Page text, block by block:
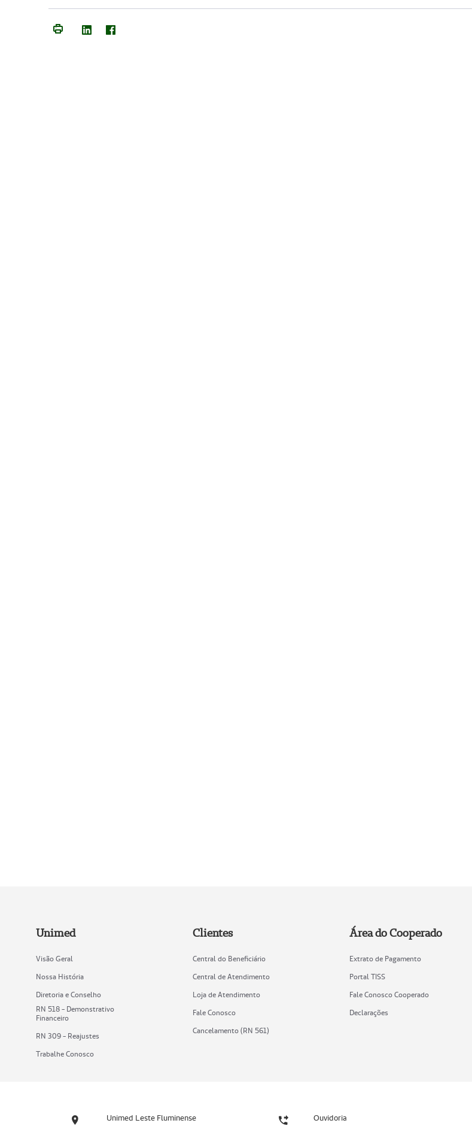
Unimed
Visão Geral
Nossa História
Diretoria e Conselho
RN 518 - Demonstrativo
Financeiro
RN 309 - Reajustes
Trabalhe Conosco
Clientes
Central do Beneficiário
Central de Atendimento
Loja de Atendimento
Fale Conosco
Cancelamento (RN 561)
Área do Cooperado
Extrato de Pagamento
Portal TISS
Fale Conosco Cooperado
Declarações
Unimed Leste Fluminense Ouvidoria